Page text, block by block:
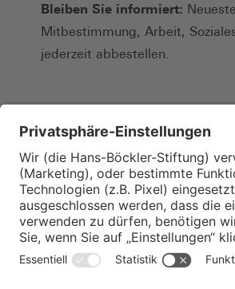
Bleiben Sie informiert:
Mitbestimmung, Arbeit,
jederzeit abbestellen.